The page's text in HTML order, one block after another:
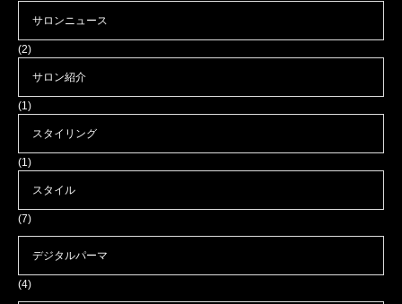
サロンニュース
(2)
サロン紹介
(1)
スタイリング
(1)
スタイル
(7)
デジタルパーマ
(4)